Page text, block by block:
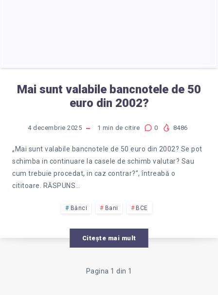
Mai sunt valabile bancnotele de 50
euro din 2002?
4 decembrie 2025 1 min de citire 0 8486
„Mai sunt valabile bancnotele de 50 euro din 2002? Se pot
schimba in continuare la casele de schimb valutar? Sau
cum trebuie procedat, in caz contrar?”, întreabă o
cititoare. RĂSPUNS…
Bănci Bani BCE
Citește mai mult
Pagina 1 din 1